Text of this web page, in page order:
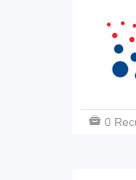
0
Páginas